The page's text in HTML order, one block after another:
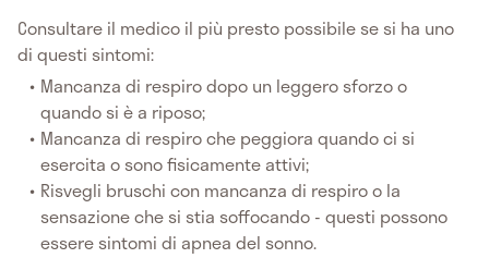
Consultare il medico il più presto possibile se si ha uno
di questi sintomi:
Mancanza di respiro dopo un leggero sforzo o
quando si è a riposo;
Mancanza di respiro che peggiora quando ci si
esercita o sono fisicamente attivi;
Risvegli bruschi con mancanza di respiro o la
sensazione che si stia soffocando - questi possono
essere sintomi di apnea del sonno.